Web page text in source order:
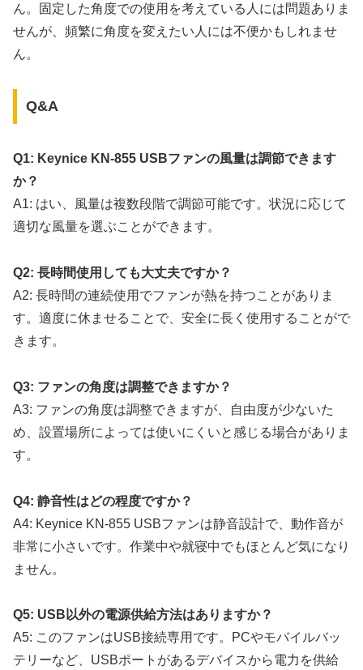
ん。固定した角度での使用を考えている人には問題ありま
せんが、頻繁に角度を変えたい人には不便かもしれませ
ん。
Q&A
Q1: Keynice KN-855 USBファンの風量は調節できます
か？
A1: はい、風量は複数段階で調節可能です。状況に応じて
適切な風量を選ぶことができます。
Q2: 長時間使用しても大丈夫ですか？
A2: 長時間の連続使用でファンが熱を持つことがありま
す。適度に休ませることで、安全に長く使用することがで
きます。
Q3: ファンの角度は調整できますか？
A3: ファンの角度は調整できますが、自由度が少ないた
め、設置場所によっては使いにくいと感じる場合がありま
す。
Q4: 静音性はどの程度ですか？
A4: Keynice KN-855 USBファンは静音設計で、動作音が
非常に小さいです。作業中や就寝中でもほとんど気になり
ません。
Q5: USB以外の電源供給方法はありますか？
A5: このファンはUSB接続専用です。PCやモバイルバッ
テリーなど、USBポートがあるデバイスから電力を供給